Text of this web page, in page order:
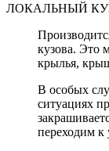
ЛОКАЛЬНЫЙ
кузова. Это
крылья,
В особых
ситуациях
переходим к